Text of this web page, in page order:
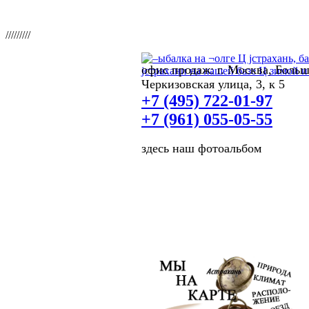
/////////
офис продаж: г. Москва,
Черкизовская улица, 3, к 5
+7 (495) 722-01-97
+7 (961) 055-05-55
здесь наш фотоальбом